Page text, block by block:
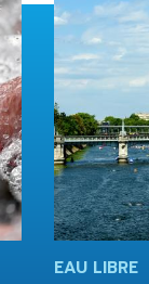
EAU LIBRE